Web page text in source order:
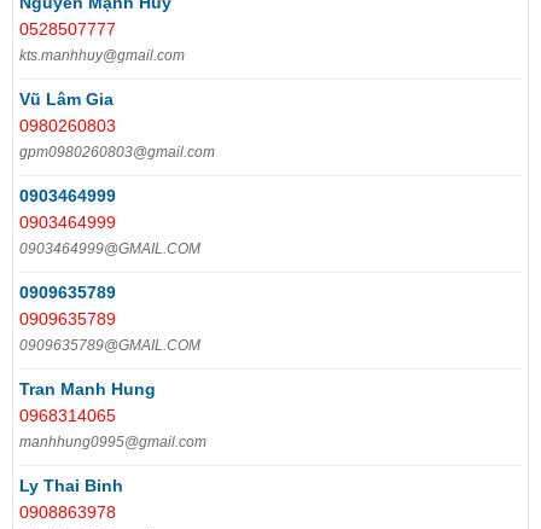
0528507777
kts.manhhuy@gmail.com
Vũ Lâm Gia
0980260803
gpm0980260803@gmail.com
0903464999
0903464999
0903464999@GMAIL.COM
0909635789
0909635789
0909635789@GMAIL.COM
Tran Manh Hung
0968314065
manhhung0995@gmail.com
Ly Thai Binh
0908863978